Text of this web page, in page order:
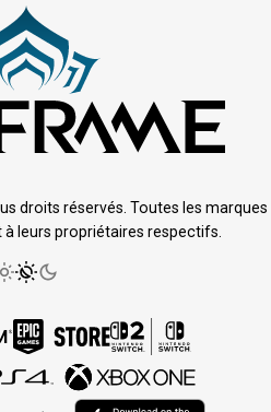
droits réservés. Toutes les marques
leurs propriétaires respectifs.